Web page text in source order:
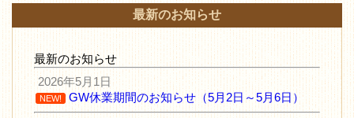
最新のお知らせ
最新のお知らせ
2026年5月1日
NEW! GW休業期間のお知らせ（5月2日～5月6日）